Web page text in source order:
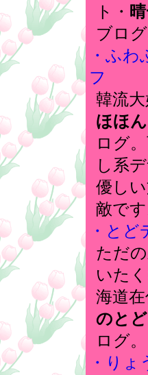
ト・
ブログ
・ふわ
フ
韓流大
ほほ
ログ
し系
優し
敵です
・とど
ただ
いた
海道
のと
ログ。
・りょ